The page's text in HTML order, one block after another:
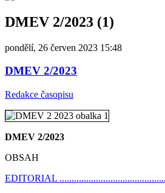
DMEV 2/2023 (1)
pondělí, 26 červen 2023 15:48
DMEV 2/2023
Redakce časopisu
DMEV 2/2023
OBSAH
EDITORIAL